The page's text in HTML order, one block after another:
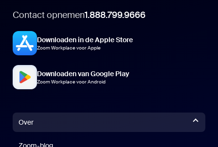
Contact opnemen1.888.799.9666
Downloaden in de Apple Store
Zoom Workplace voor Apple
Downloaden van Google Play
Zoom Workplace voor Android
Over